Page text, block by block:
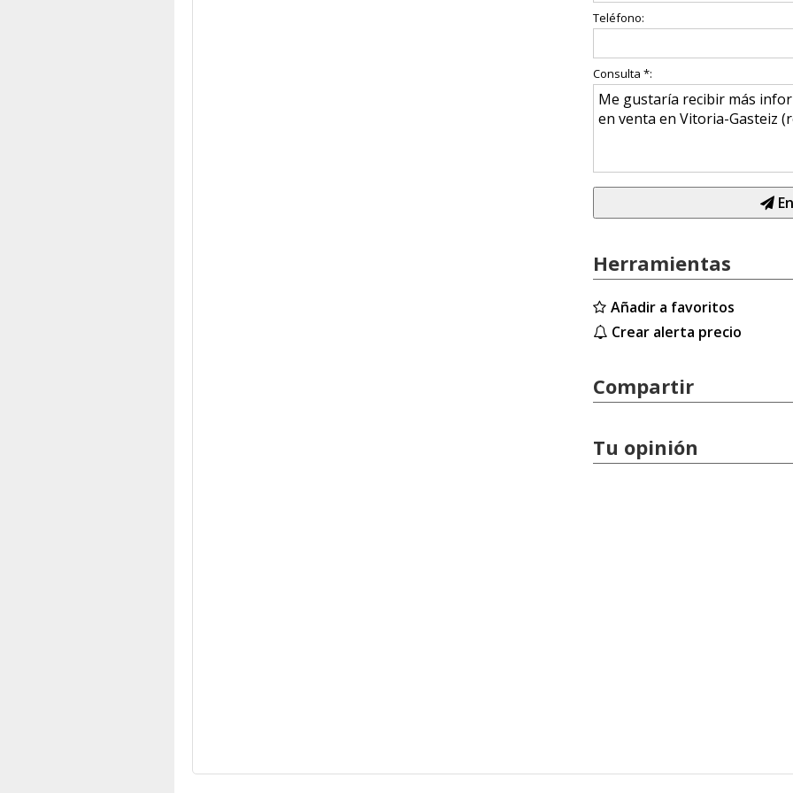
Teléfono:
Consulta *:
Herramientas
Añadir a favoritos
Crear alerta precio
Compartir
Tu opinión